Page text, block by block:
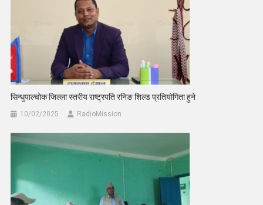
सिन्धुपाल्चोक जिल्ला स्तरीय राष्ट्रपति रनिङ शिल्ड प्रतियोगिता हुने
10/02/2025 RadioMission